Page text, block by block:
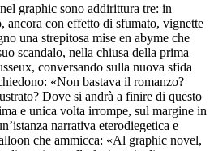
graphic sono addirittura tre: in
ancora con effetto di sfumato, vignette
una strepitosa mise en abyme che
scandalo, nella chiusa della prima
, conversando sulla nuova sfida
«Non bastava il romanzo?
Dove si andrà a finire di questo
e unica volta irrompe, sul margine in
narrativa eterodiegetica e
che ammicca: «Al graphic novel,